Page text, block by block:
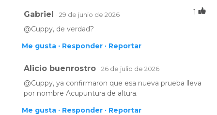
Gabriel · 29 de junio de 2026
@Cuppy, de verdad?
Me gusta · Responder · Reportar
1
Alicio buenrostro · 26 de julio de 2026
@Cuppy, ya confirmaron que esa nueva prueba lleva
por nombre Acupuntura de altura.
Me gusta · Responder · Reportar